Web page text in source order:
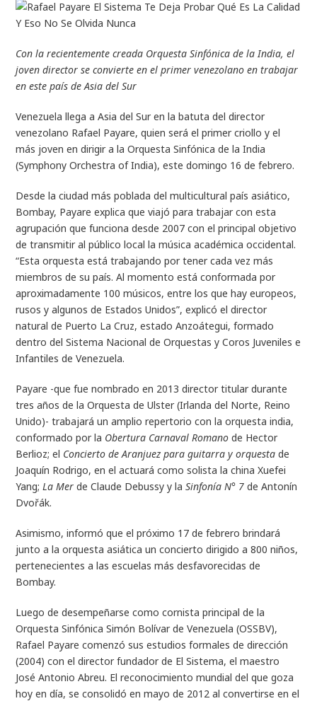
Con la recientemente creada Orquesta Sinfónica de la India, el
joven director se convierte en el primer venezolano en trabajar
en este país de Asia del Sur
Venezuela llega a Asia del Sur en la batuta del director
venezolano Rafael Payare, quien será el primer criollo y el
más joven en dirigir a la Orquesta Sinfónica de la India
(Symphony Orchestra of India), este domingo 16 de febrero.
Desde la ciudad más poblada del multicultural país asiático,
Bombay, Payare explica que viajó para trabajar con esta
agrupación que funciona desde 2007 con el principal objetivo
de transmitir al público local la música académica occidental.
“Esta orquesta está trabajando por tener cada vez más
miembros de su país. Al momento está conformada por
aproximadamente 100 músicos, entre los que hay europeos,
rusos y algunos de Estados Unidos”, explicó el director
natural de Puerto La Cruz, estado Anzoátegui, formado
dentro del Sistema Nacional de Orquestas y Coros Juveniles e
Infantiles de Venezuela.
Payare -que fue nombrado en 2013 director titular durante
tres años de la Orquesta de Ulster (Irlanda del Norte, Reino
Unido)- trabajará un amplio repertorio con la orquesta india,
conformado por la Obertura Carnaval Romano de Hector
Berlioz; el Concierto de Aranjuez para guitarra y orquesta de
Joaquín Rodrigo, en el actuará como solista la china Xuefei
Yang; La Mer de Claude Debussy y laSinfonía N° 7 de Antonín
Dvořák.
Asimismo, informó que el próximo 17 de febrero brindará
junto a la orquesta asiática un concierto dirigido a 800 niños,
pertenecientes a las escuelas más desfavorecidas de
Bombay.
Luego de desempeñarse como cornista principal de la
Orquesta Sinfónica Simón Bolívar de Venezuela (OSSBV),
Rafael Payare comenzó sus estudios formales de dirección
(2004) con el director fundador de El Sistema, el maestro
José Antonio Abreu. El reconocimiento mundial del que goza
hoy en día, se consolidó en mayo de 2012 al convertirse en el